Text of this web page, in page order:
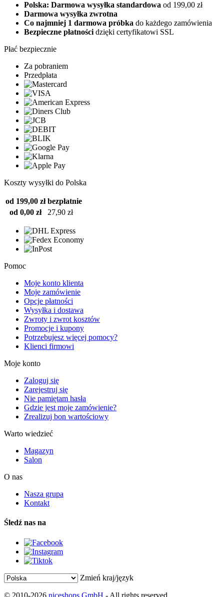
Polska: Darmowa wysyłka standardowa od 199,00 zł
Darmowa wysyłka zwrotna
Co najmniej 1 darmowa próbka do każdego zamówienia
Bezpieczne płatności dzięki certyfikatowi SSL
Płać bezpiecznie
Za pobraniem
Przedpłata
Koszty wysyłki do Polska
od 199,00 zł bezpłatnie
od 0,00 zł
27,90 zł
Pomoc
Moje konto klienta
Moje zamówienie
Opcje płatności
Wysyłka i dostawa
Zwroty i zwrot kosztów
Promocje i kupony
Potrzebujesz więcej pomocy?
Klienci firmowi
Moje konto
Zaloguj się
Zarejestruj się
Nie pamiętam hasła
Gdzie jest moje zamówienie?
Zrealizuj bon wartościowy
Warto wiedzieć
Magazyn
Salon
O nas
Nasza grupa
Kontakt
Śledź nas na
Zmień kraj/język
© 2010-2026 niceshops GmbH - All rights reserved.